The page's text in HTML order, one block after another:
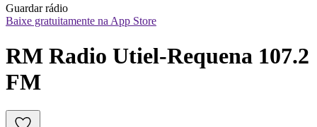
Guardar rádio
Baixe gratuitamente na App Store
RM Radio Utiel-Requena 107.2
FM